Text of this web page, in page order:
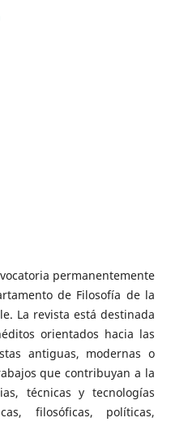
permanentemente
de Filosofía de la
La revista está destinada
orientados hacia las
antiguas, modernas o
que contribuyan a la
técnicas y tecnologías
filosóficas, políticas,